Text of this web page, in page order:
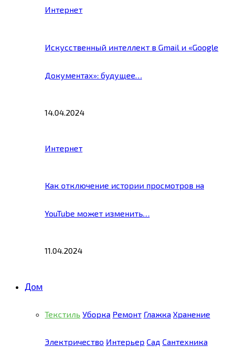
Интернет
Искусственный интеллект в Gmail и «Google
Документах»: будущее…
14.04.2024
Интернет
Как отключение истории просмотров на
YouTube может изменить…
11.04.2024
Дом
Текстиль Уборка Ремонт Глажка Хранение
Электричество Интерьер Сад Сантехника